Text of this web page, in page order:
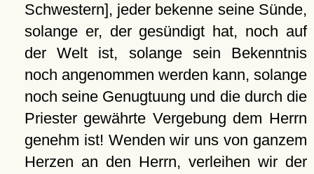
Schwestern], jeder bekenne seine Sünde,
solange er, der gesündigt hat, noch auf
der Welt ist, solange sein Bekenntnis
noch angenommen werden kann, solange
noch seine Genugtuung und die durch die
Priester gewährte Vergebung dem Herrn
genehm ist! Wenden wir uns von ganzem
Herzen an den Herrn, verleihen wir der